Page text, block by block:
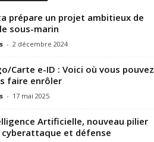
prépare un projet ambitieux de
sous-marin
- 2 décembre 2024
Carte e-ID : Voici où vous pouvez
faire enrôler
- 17 mai 2025
Artificielle, nouveau pilier
cyberattaque et défense